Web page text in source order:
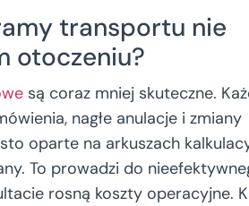
transportu nie
otoczeniu?
są coraz mniej skuteczne.
nagłe anulacje i zmiany
oparte na arkuszach
To prowadzi do
rosną koszty operacyjne.